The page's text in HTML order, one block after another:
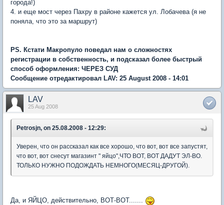
города!)
4. и еще мост через Пахру в районе кажется ул. Лобачева (я не
поняла, что это за маршрут)
PS. Кстати Макропуло поведал нам о сложностях
регистрации в собственность, и подсказал более быстрый
способ оформления: ЧЕРЕЗ СУД
Сообщение отредактировал LAV: 25 August 2008 - 14:01
LAV
25 Aug 2008
Petrosjn, on 25.08.2008 - 12:29:
Уверен, что он рассказал как все хорошо, что вот, вот все запустят,
что вот, вот снесут магазинт " яйцо",ЧТО ВОТ, ВОТ ДАДУТ ЭЛ-ВО.
ТОЛЬКО НУЖНО ПОДОЖДАТЬ НЕМНОГО(МЕСЯЦ-ДРУГОЙ).
Да, и ЯЙЦО, действительно, ВОТ-ВОТ.......